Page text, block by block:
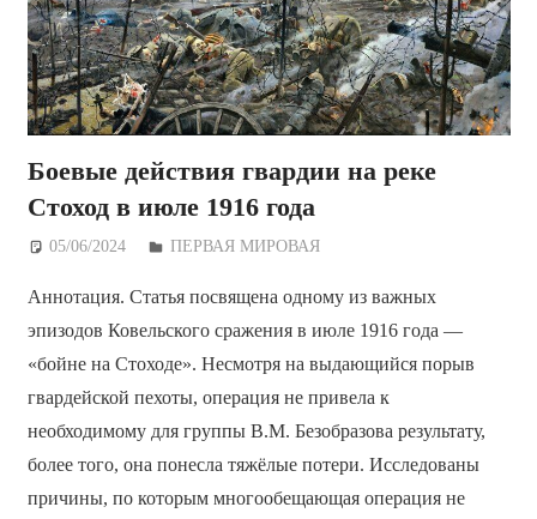
Боевые действия гвардии на реке
Стоход в июле 1916 года
05/06/2024 Дежурный по Редакции
ПЕРВАЯ МИРОВАЯ
Аннотация. Статья посвящена одному из важных
эпизодов Ковельского сражения в июле 1916 года —
«бойне на Стоходе». Несмотря на выдающийся порыв
гвардейской пехоты, операция не привела к
необходимому для группы В.М. Безобразова результату,
более того, она понесла тяжёлые потери. Исследованы
причины, по которым многообещающая операция не